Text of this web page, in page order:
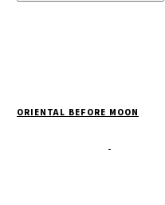
ORIENTAL BEFORE MOON